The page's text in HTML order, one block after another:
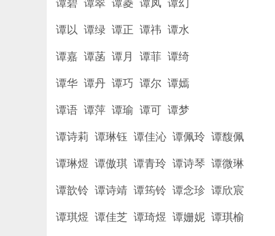
谭碧 谭翠 谭菱 谭凤 谭幻
谭以 谭绿 谭正 谭祎 谭水
谭嘉 谭菡 谭月 谭菲 谭绮
谭华 谭丹 谭巧 谭尔 谭嫣
谭语 谭萍 谭瑜 谭可 谭梦
谭诗莉 谭琳钰 谭佳沁 谭佩玲 谭馥佩
谭琳煜 谭傲琪 谭青玲 谭诗琴 谭微琳
谭歆铃 谭诗靖 谭筠铃 谭念珍 谭欣宸
谭琪煜 谭佳芝 谭琦煜 谭姗妮 谭琪榆